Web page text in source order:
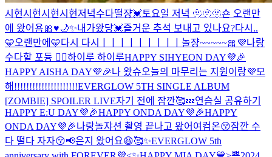
시현시현시현시현저녁수다떨쟝💓토요일 저녁 🫥🫥🫥숀 오랜만
에 왔어욤🎀♥️🌙✨내가왔당💓즐거운 추석 보내고 있나요?다시..
🩵오랜만에🩵다시 다시ㅣㅣㅣㅣㅣㅣㅣㅣㅣ 놀쟝~~~~~🎀💜나랑
수다할 포듕 🙋‍♀️하이루 하이루HAPPY SIHYEON DAY💜🎉
HAPPY AISHA DAY💜🎉나 왔슈오늘의 마무리는 지원이랑💜모
해!!!!!!!!!!!!!!!!!!!!!EVERGLOW 5TH SINGLE ALBUM
[ZOMBIE] SPOILER LIVE자기 전에 잠깐🥰💤연습실 공유하기
HAPPY E:U DAY💜🎉HAPPY ONDA DAY💜🎉HAPPY
ONDA DAY💜🎉나랑놀쟈션 촬영 끝나고 왔어여 컴온😚잠깐 수
다 떨다 자자😚📢은지 왔어요😆🥰✨EVERGLOW 5th